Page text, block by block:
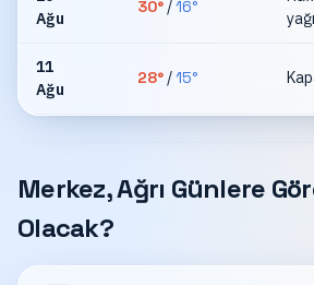
Ağu
30°/16°
11
Ağu
28°/15°
Merkez, Ağrı Günlere
Olacak?